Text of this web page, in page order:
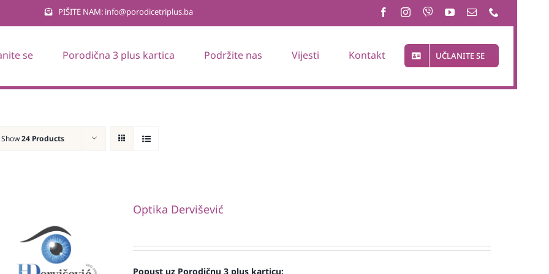
PIŠITE NAM: info@porodicetriplus.ba
se Porodična 3 plus kartica Podržite nas Vijesti Kontakt UČLANITE SE
Show24 Products
Optika Dervišević
Popust uz Porodičnu 3 plus karticu: